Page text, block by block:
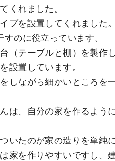
くれました。
プを設置してくれました。
のに役立っています。
（テーブルと棚）を製作
設置しています。
しながら細かいところを
は、自分の家を作るよう
いたのが家の造りを単純
家を作りやすいですし、